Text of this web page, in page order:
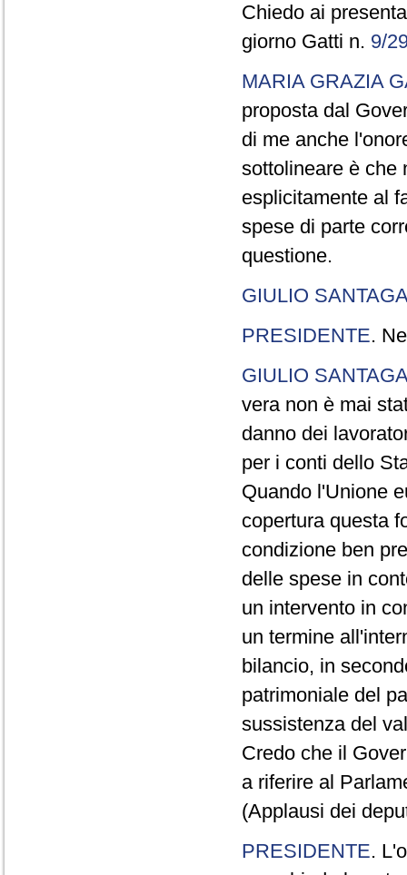
Chiedo ai
giorno Gatti n. 9/
MARIA GRAZIA
proposta dal
di me anche
sottolineare è che
esplicitamente al
spese di parte
questione.
GIULIO
PRESIDENTE.
GIULIO
vera non è mai
danno dei
per i conti dello
Quando l'Unione
copertura questa
condizione ben
delle spese in
un intervento in
un termine
bilancio, in
patrimoniale del
sussistenza del
Credo che il
a riferire al
(Applausi dei
PRESIDENTE.